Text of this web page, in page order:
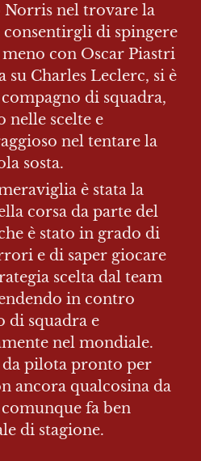
Norris nel trovare la
consentirgli di spingere
con Oscar Piastri
su Charles Leclerc, si è
di squadra,
nelle scelte e
nel tentare la
sosta.
è stata la
corsa da parte del
è stato in grado di
e di saper giocare
scelta dal team
in contro
di squadra e
nel mondiale.
pilota pronto per
ancora qualcosina da
fa ben
di stagione.